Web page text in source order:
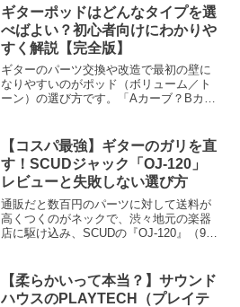
性が大きく異なります。この記事では、
両者...
ギターポッドはどんなタイプを選
べばよい？初心者向けにわかりや
すく解説【完全版】
ギターのパーツ交換や改造で最初の壁に
なりやすいのがポッド（ボリューム／ト
ーン）の選び方です。「Aカーブ？Bカー
とが多く感じます。ですが、選ぶポイン
トはたった5つ...
【コスパ最強】ギターのガリを直
す！SCUDジャック「OJ-120」
レビューと失敗しない選び方
通販だと数百円のパーツに対して送料が
高くつくのがネックで、渋々地元の楽器
店に駆け込み、SCUDの『OJ-120』（900
スOJ-120はSwitchcraft製だよ...
【柔らかいって本当？】サウンド
ハウスのPLAYTECH（プレイテ